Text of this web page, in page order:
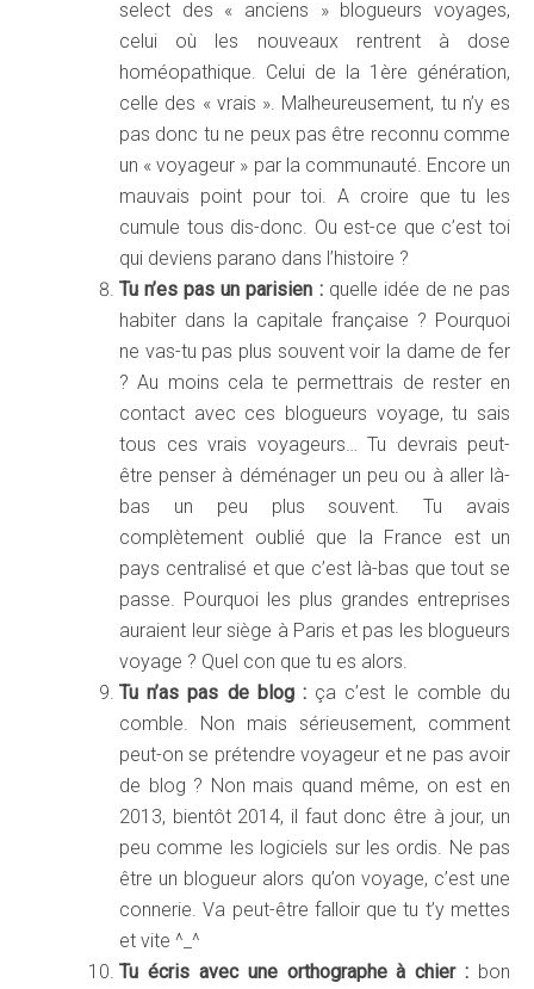
select des « anciens » blogueurs voyages,
celui où les nouveaux rentrent à dose
homéopathique. Celui de la 1ère génération,
celle des « vrais ». Malheureusement, tu n’y es
pas donc tu ne peux pas être reconnu comme
un « voyageur » par la communauté. Encore un
mauvais point pour toi. A croire que tu les
cumule tous dis-donc. Ou est-ce que c’est toi
qui deviens parano dans l’histoire ?
Tu n’es pas un parisien :quelle idée de ne pas
habiter dans la capitale française ? Pourquoi
ne vas-tu pas plus souvent voir la dame de fer
? Au moins cela te permettrais de rester en
contact avec ces blogueurs voyage, tu sais
tous ces vrais voyageurs… Tu devrais peut-
être penser à déménager un peu ou à aller là-
bas un peu plus souvent. Tu avais
complètement oublié que la France est un
pays centralisé et que c’est là-bas que tout se
passe. Pourquoi les plus grandes entreprises
auraient leur siège à Paris et pas les blogueurs
voyage ? Quel con que tu es alors.
Tu n’as pas de blog : ça c’est le comble du
comble. Non mais sérieusement, comment
peut-on se prétendre voyageur et ne pas avoir
de blog ? Non mais quand même, on est en
2013, bientôt 2014, il faut donc être à jour, un
peu comme les logiciels sur les ordis. Ne pas
être un blogueur alors qu’on voyage, c’est une
connerie. Va peut-être falloir que tu t’y mettes
et vite ^_^
Tu écris avec une orthographe à chier : bon